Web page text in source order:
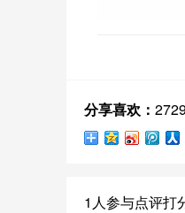
分享喜欢：
1人参与点评打